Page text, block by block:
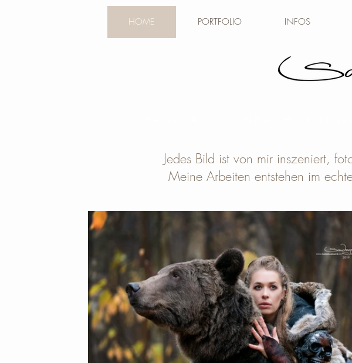
HOME PORTFOLIO INFOS
Jedes Bild ist von mir inszeniert,
Meine Arbeiten entstehen im